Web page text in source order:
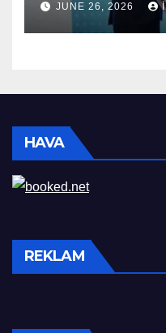
JUNE 26, 2026
HAVA
REKLAM